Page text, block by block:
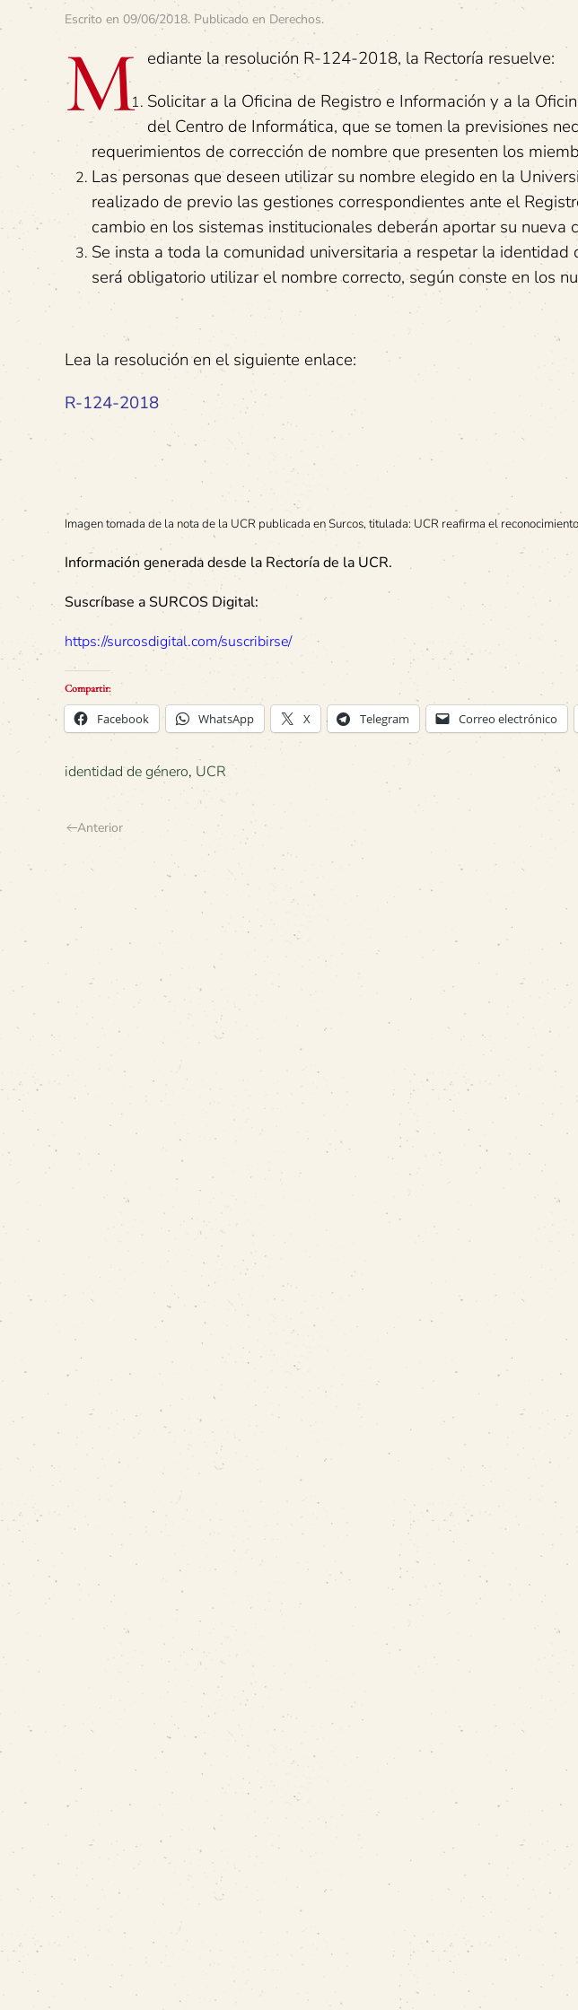
Escrito en 09/06/2018. Publicado en Derechos.
M ediante la resolución R-124-2018, la Rectoría resuelve:
Solicitar a la Oficina de Registro e Información y a la
del Centro de Informática, que se tomen la previsiones
requerimientos de corrección de nombre que presenten los
Las personas que deseen utilizar su nombre elegido en la
realizado de previo las gestiones correspondientes ante el
cambio en los sistemas institucionales deberán aportar su nueva
Se insta a toda la comunidad universitaria a respetar la
será obligatorio utilizar el nombre correcto, según conste en los
Lea la resolución en el siguiente enlace:
R-124-2018
Imagen tomada de la nota de la UCR publicada en Surcos, titulada: UCR reafirma el
Información generada desde la Rectoría de la UCR.
Suscríbase a SURCOS Digital:
https://surcosdigital.com/suscribirse/
Compartir:
Facebook WhatsApp X Telegram Correo electrónico
identidad de género, UCR
Anterior